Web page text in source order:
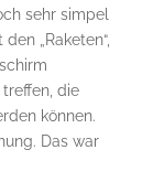
sehr simpel
„Raketen“,
die
können.
Das war